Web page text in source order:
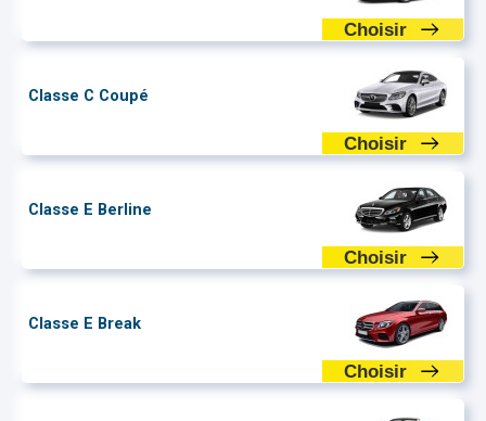
Choisir
Classe C Coupé
Choisir
Classe E Berline
Choisir
Classe E Break
Choisir